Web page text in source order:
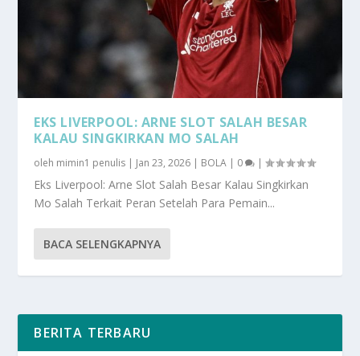
EKS LIVERPOOL: ARNE SLOT SALAH BESAR
KALAU SINGKIRKAN MO SALAH
oleh mimin1 penulis | Jan 23, 2026 | BOLA | 0 |
Eks Liverpool: Arne Slot Salah Besar Kalau Singkirkan
Mo Salah Terkait Peran Setelah Para Pemain...
BACA SELENGKAPNYA
BERITA TERBARU